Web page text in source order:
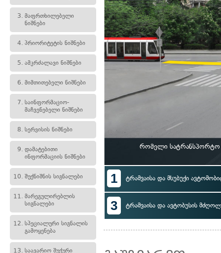
3. მაფრთხილებელი
ნიშნები
4. პრიორიტეტის ნიშნები
5. ამკრძალავი ნიშნები
6. მიმთითებელი ნიშნები
7. საინფორმაციო-
მაჩვენებელი ნიშნები
8. სერვისის ნიშნები
9. დამატებითი
ინფორმაციის ნიშნები
10. შუქნიშნის სიგნალები
11. მარეგულირებლის
სიგნალები
12. სპეციალური სიგნალის
გამოყენება
13. საავარიო შუქური
რომელი სატრანსპორტო
1 ტრამვაისა და მსუბუქი
3 ტრამვაისა და ავტობუსის